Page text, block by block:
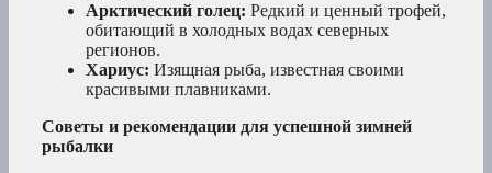
Арктический голец: Редкий и ценный трофей,
обитающий в холодных водах северных
регионов.
Хариус: Изящная рыба, известная своими
красивыми плавниками.
Советы и рекомендации для успешной зимней
рыбалки